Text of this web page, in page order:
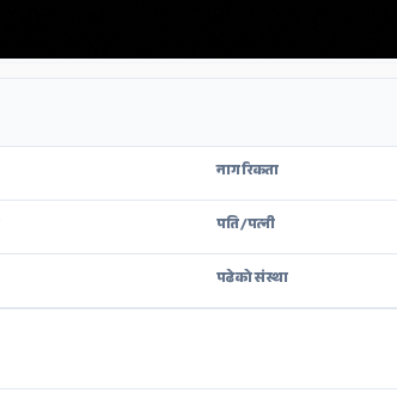
नागरिकता
पति/पत्नी
पढेको संस्था